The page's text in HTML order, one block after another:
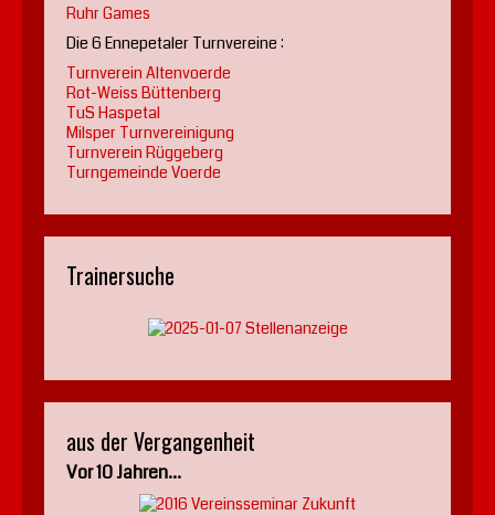
Ruhr Games
Die 6 Ennepetaler Turnvereine :
Turnverein Altenvoerde
Rot-Weiss Büttenberg
TuS Haspetal
Milsper Turnvereinigung
Turnverein Rüggeberg
Turngemeinde Voerde
Trainersuche
aus der Vergangenheit
Vor 10 Jahren...